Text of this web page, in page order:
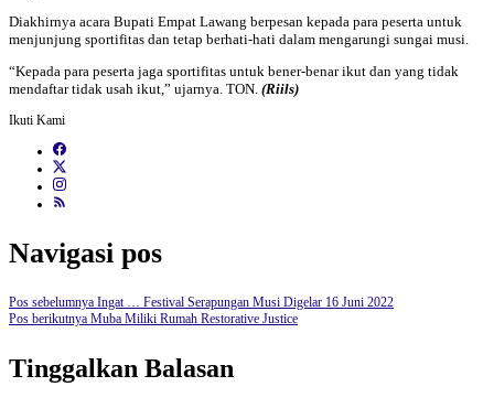
Diakhirnya acara Bupati Empat Lawang berpesan kepada para peserta untuk
menjunjung sportifitas dan tetap berhati-hati dalam mengarungi sungai musi.
“Kepada para peserta jaga sportifitas untuk bener-benar ikut dan yang tidak
mendaftar tidak usah ikut,” ujarnya. TON. (Riils)
Ikuti Kami
Navigasi pos
Pos sebelumnya Ingat … Festival Serapungan Musi Digelar 16 Juni 2022
Pos berikutnya Muba Miliki Rumah Restorative Justice
Tinggalkan Balasan